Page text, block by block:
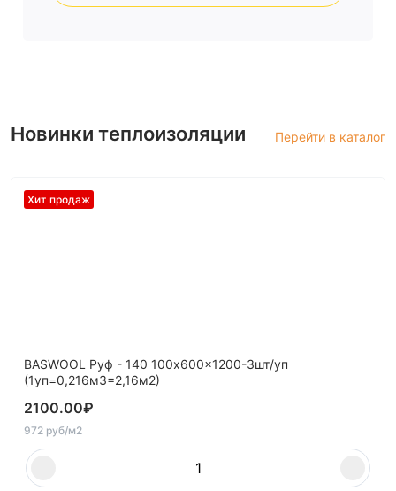
Новинки теплоизоляции Перейти в каталог
Хит продаж
BASWOOL Руф - 140 100x600x1200-3шт/уп
(1уп=0,216м3=2,16м2)
2100.00₽
972 руб/м2